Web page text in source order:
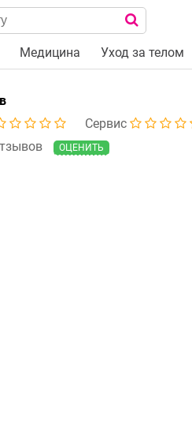
Медицина Уход за телом
Сервис
ОЦЕНИТЬ